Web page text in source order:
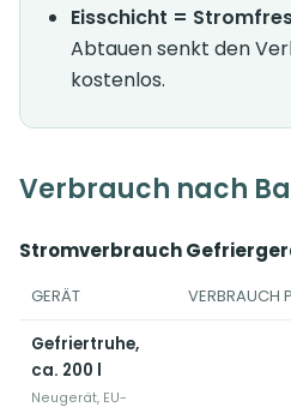
Eisschicht =
Abtauen senkt den
kostenlos.
Verbrauch nach
Stromverbrauch
GERÄT VERBRAUCH
Gefriertruhe,
ca. 200 l
Neugerät, EU-